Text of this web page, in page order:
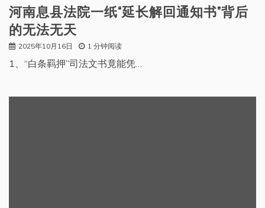
河南息县法院一纸“延长解回通知书”背后
的无法无天
2025年10月16日 1 分钟阅读
1、“白条羁押”司法文书竟能凭…